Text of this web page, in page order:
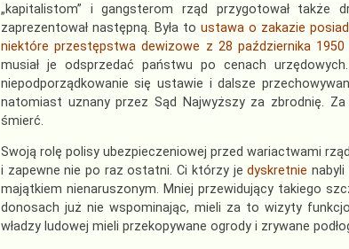
„kapitalistom” i gangsterom rząd przygotował także
zaprezentował następną. Była to ustawa o zakazie
niektóre przestępstwa dewizowe z 28 października 1950
musiał je odsprzedać państwu po cenach
niepodporządkowanie się ustawie i dalsze
natomiast uznany przez Sąd Najwyższy za zbrodnię.
śmierć.
Swoją rolę polisy ubezpieczeniowej przed wariactwami
i zapewne nie po raz ostatni. Ci którzy jedyskretnie nabyli
majątkiem nienaruszonym. Mniej przewidujący takiego
donosach już nie wspominając, mieli za to wizyty
władzy ludowej mieli przekopywane ogrody i zrywane